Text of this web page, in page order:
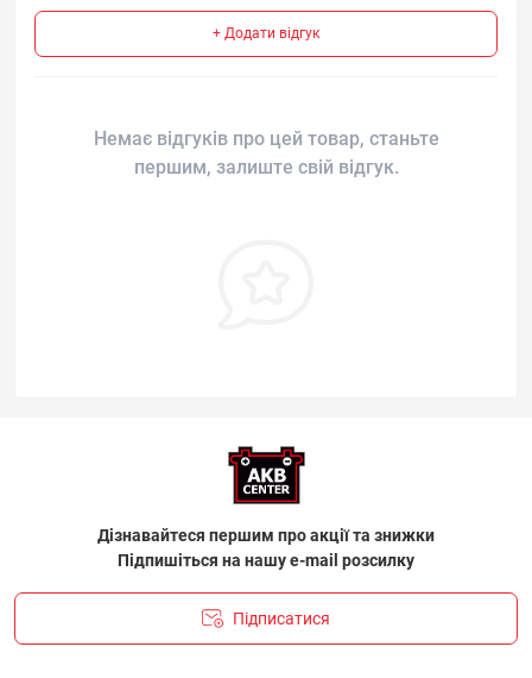
+ Додати відгук
Немає відгуків про цей товар, станьте
першим, залиште свій відгук.
Дізнавайтеся першим про акції та знижки
Підпишіться на нашу e-mail розсилку
Підписатися